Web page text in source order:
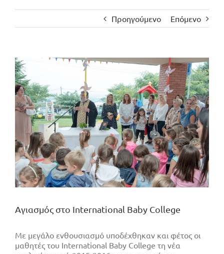
Προηγούμενο Επόμενο
Προβολή
μεγαλύτερης
εικόνας
Αγιασμός στο International Baby College
Με μεγάλο ενθουσιασμό υποδέχθηκαν και φέτος οι
μαθητές του International Baby College τη νέα